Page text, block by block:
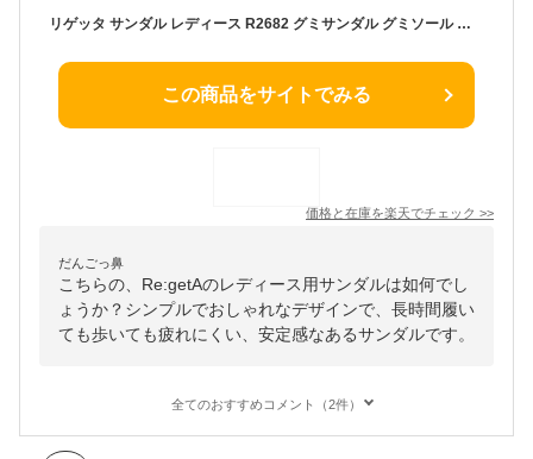
リゲッタ サンダル レディース R2682 グミサンダル グミソール バックベルト ウェッジソール | グミインソール クッション コンフォート バックストラップ 旅行 歩きやすい 疲れない おしゃれ 日本製 25SS
この商品をサイトでみる
価格と在庫を楽天でチェック >>
だんごっ鼻
こちらの、Re:getAのレディース用サンダルは如何でし
ょうか？シンプルでおしゃれなデザインで、長時間履い
ても歩いても疲れにくい、安定感なあるサンダルです。
全てのおすすめコメント（2件）